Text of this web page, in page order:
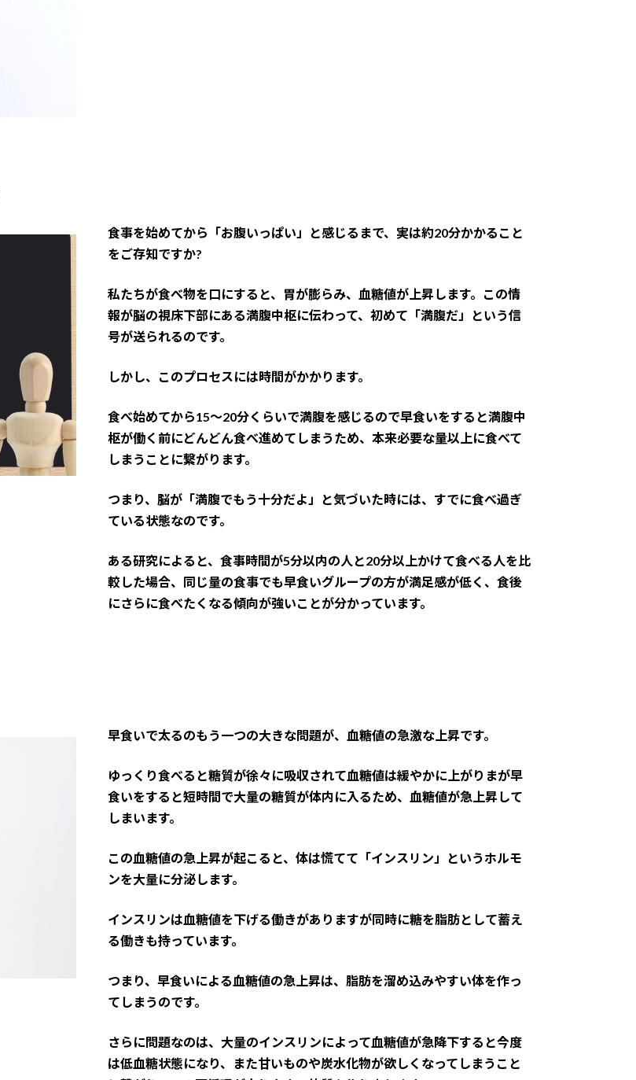
食事を始めてから「お腹いっぱい」と感じるまで、実は約20分かかること
をご存知ですか?
私たちが食べ物を口にすると、胃が膨らみ、血糖値が上昇します。この情
報が脳の視床下部にある満腹中枢に伝わって、初めて「満腹だ」という信
号が送られるのです。
しかし、このプロセスには時間がかかります。
食べ始めてから15〜20分くらいで満腹を感じるので早食いをすると満腹中
枢が働く前にどんどん食べ進めてしまうため、本来必要な量以上に食べて
しまうことに繋がります。
つまり、脳が「満腹でもう十分だよ」と気づいた時には、すでに食べ過ぎ
ている状態なのです。
ある研究によると、食事時間が5分以内の人と20分以上かけて食べる人を比
較した場合、同じ量の食事でも早食いグループの方が満足感が低く、食後
にさらに食べたくなる傾向が強いことが分かっています。
早食いで太るのもう一つの大きな問題が、血糖値の急激な上昇です。
ゆっくり食べると糖質が徐々に吸収されて血糖値は緩やかに上がりまが早
食いをすると短時間で大量の糖質が体内に入るため、血糖値が急上昇して
しまいます。
この血糖値の急上昇が起こると、体は慌てて「インスリン」というホルモ
ンを大量に分泌します。
インスリンは血糖値を下げる働きがありますが同時に糖を脂肪として蓄え
る働きも持っています。
つまり、早食いによる血糖値の急上昇は、脂肪を溜め込みやすい体を作っ
てしまうのです。
さらに問題なのは、大量のインスリンによって血糖値が急降下すると今度
は低血糖状態になり、また甘いものや炭水化物が欲しくなってしまうこと